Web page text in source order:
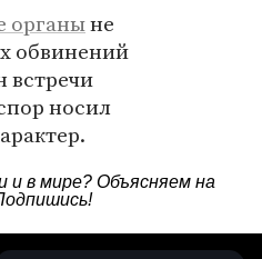
органыне
обвинений
встречи
носил
и в мире? Объясняем на